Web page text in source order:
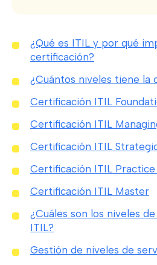
¿Qué es ITIL y por qué
certificación?
¿Cuántos niveles tiene la
Certificación ITIL
Certificación ITIL
Certificación ITIL
Certificación ITIL
Certificación ITIL Master
¿Cuáles son los niveles
ITIL?
Gestión de niveles de